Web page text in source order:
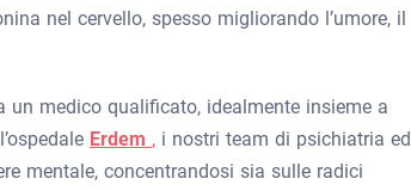
nel cervello, spesso migliorando l’umore, il
un medico qualificato, idealmente insieme a
Erdem , i nostri team di psichiatria ed
mentale, concentrandosi sia sulle radici